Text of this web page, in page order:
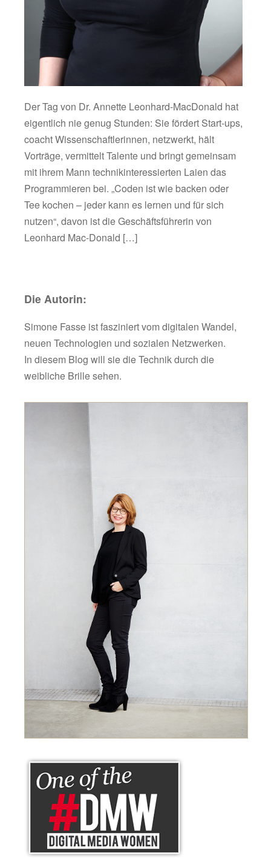
Der Tag von Dr. Annette Leonhard-MacDonald hat
eigentlich nie genug Stunden: Sie fördert Start-ups,
coacht Wissenschaftlerinnen, netzwerkt, hält
Vorträge, vermittelt Talente und bringt gemeinsam
mit ihrem Mann technikinteressierten Laien das
Programmieren bei. „Coden ist wie backen oder
Tee kochen – jeder kann es lernen und für sich
nutzen“, davon ist die Geschäftsführerin von
Leonhard Mac-Donald […]
Die Autorin:
Simone Fasse ist fasziniert vom digitalen Wandel,
neuen Technologien und sozialen Netzwerken.
In diesem Blog will sie die Technik durch die
weibliche Brille sehen.